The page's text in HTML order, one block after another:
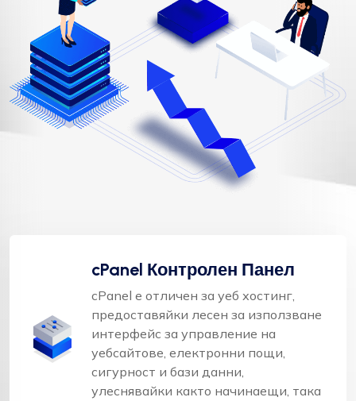
cPanel Контролен Панел
cPanel е отличен за уеб хостинг,
предоставяйки лесен за използване
интерфейс за управление на
уебсайтове, електронни пощи,
сигурност и бази данни,
улеснявайки както начинаещи, така